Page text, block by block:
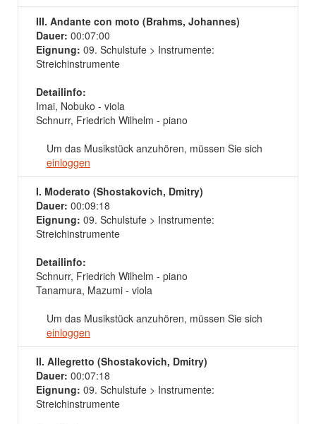
III. Andante con moto (Brahms, Johannes)
Dauer: 00:07:00
Eignung: 09. Schulstufe > Instrumente:
Streichinstrumente
Detailinfo:
Imai, Nobuko - viola
Schnurr, Friedrich Wilhelm - piano
Um das Musikstück anzuhören, müssen Sie sich
einloggen
I. Moderato (Shostakovich, Dmitry)
Dauer: 00:09:18
Eignung: 09. Schulstufe > Instrumente:
Streichinstrumente
Detailinfo:
Schnurr, Friedrich Wilhelm - piano
Tanamura, Mazumi - viola
Um das Musikstück anzuhören, müssen Sie sich
einloggen
II. Allegretto (Shostakovich, Dmitry)
Dauer: 00:07:18
Eignung: 09. Schulstufe > Instrumente:
Streichinstrumente